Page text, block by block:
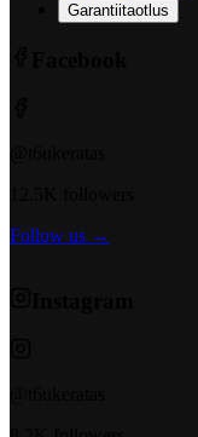
Garantiitaotlus
Follow us →